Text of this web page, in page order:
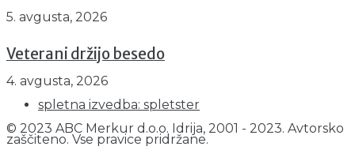
5. avgusta, 2026
Veterani držijo besedo
4. avgusta, 2026
spletna izvedba: spletster
© 2023 ABC Merkur d.o.o. Idrija, 2001 - 2023. Avtorsko
zaščiteno. Vse pravice pridržane.